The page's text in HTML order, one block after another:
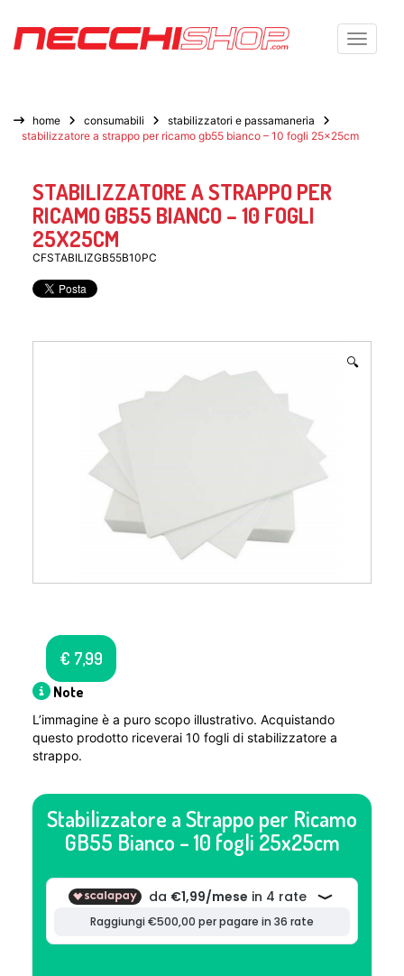
Toggle
home consumabili
stabilizzatori e passamaneria
stabilizzatore a strappo per ricamo gb55 bianco – 10 fogli 25x25cm
STABILIZZATORE A STRAPPO PER
RICAMO GB55 BIANCO – 10 FOGLI
25X25CM
CFSTABILIZGB55B10PC
🔍
€ 7,99
Note
L’immagine è a puro scopo illustrativo. Acquistando
questo prodotto riceverai 10 fogli di stabilizzatore a
strappo.
Stabilizzatore a Strappo per Ricamo
GB55 Bianco – 10 fogli 25x25cm